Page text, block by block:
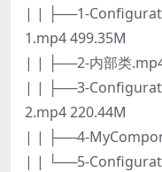
| | ├──1-
1.mp4 499.35M
| | ├──2-内部类
| | ├──3-
2.mp4 220.44M
| | ├──4-
| | └──5-